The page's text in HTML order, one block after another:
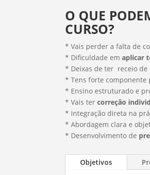
O QUE
CURSO?
* Vais perder a falta de
* Dificuldade emaplicar
* Deixas de ter receio de
* Tens forte
* Ensino estruturado e
* Vais ter correção
* Integração direta na
* Abordagem clara e
* Desenvolvimento de
Objetivos